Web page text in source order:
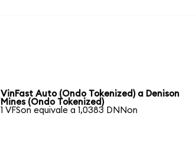
VinFast Auto (Ondo Tokenized) a Denison
Mines (Ondo Tokenized)
1 VFSon equivale a 1,0383 DNNon